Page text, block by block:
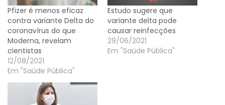
Pfizer é menos eficaz
contra variante Delta do
coronavírus do que
Moderna, revelam
cientistas
12/08/2021
Em "Saúde Pública"
Estudo sugere que
variante delta pode
causar reinfecções
29/06/2021
Em "Saúde Pública"